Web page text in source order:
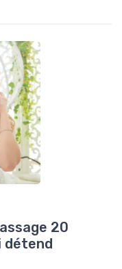
20
détend